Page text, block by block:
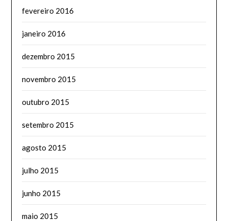
fevereiro 2016
janeiro 2016
dezembro 2015
novembro 2015
outubro 2015
setembro 2015
agosto 2015
julho 2015
junho 2015
maio 2015